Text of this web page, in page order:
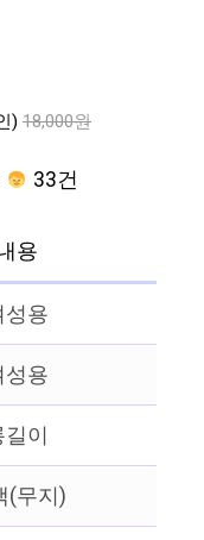
) 18,000원
33건
용
성용
성용
길이
(무지)